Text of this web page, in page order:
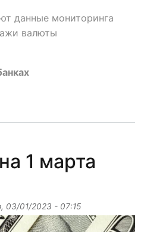
данные мониторинга
валюты
1 марта
03/01/2023 - 07:15